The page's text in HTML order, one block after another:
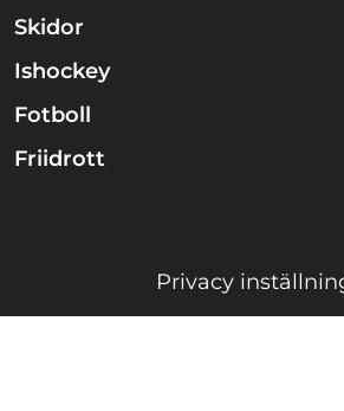
Skidor
Ishockey
Fotboll
Friidrott
Privacy